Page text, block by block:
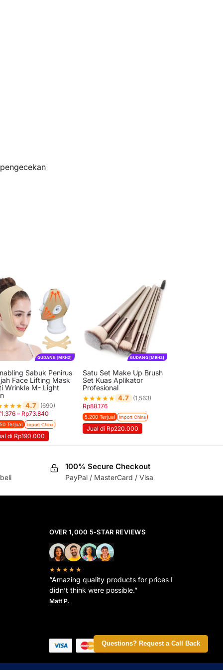
Questions? Request a Call Back
GUDANG [MRH2]
Sabuk Penirus
Face Lifting Mask
Wrinkle M- Light
★★★ 4.7 (690)
– Rp73.840
Terjual Import China
di Rp190.000
GUDANG [MRH2]
Satu Set Make Up Brush
Set Kuas Aplikator
Profesional
★★★★★ 4.7
(1,563)
Rp88.176
5.200 Terjual Import China
Jual di Rp220.000
100% Secure Checkout
PayPal / MasterCard / Visa
OVER 1,000 5-STAR REVIEWS
★★★★★
“Amazing quality products for prices I
didn’t think were possible.”
Matt P.